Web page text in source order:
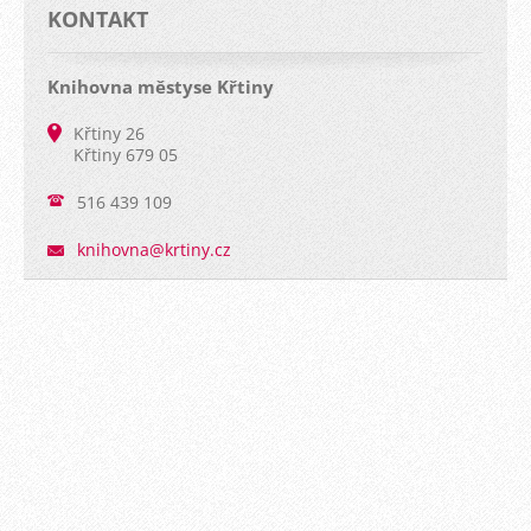
KONTAKT
Knihovna městyse Křtiny
Křtiny 26
Křtiny 679 05
516 439 109
knihovna@krtiny.cz